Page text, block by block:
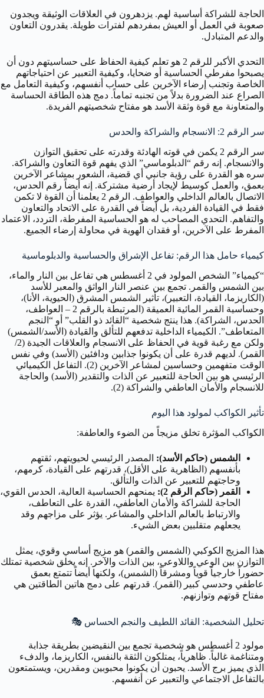
الحاجة للشراكة أساسية لهم. يزدهرون في العلاقات الوثيقة ويجدون
صعوبة في العمل أو العيش بمفردهم لفترات طويلة. يقدرون التعاون
والدعم المتبادل.
التحدي الأكبر للرقم 2 هو تعلم كيفية الحفاظ على حساسيتهم دون أن
يصبحوا مفرطي الحساسية أو ضحايا، وكيفية التعبير عن احتياجاتهم
الخاصة وتجنب إرضاء الآخرين على حساب أنفسهم، وكيفية التعامل مع
الصراع عند الضرورة بدلاً من تجنبه تماماً. دمج هذه الطاقة الحساسة
والمتعاونة مع قوة وثقة الأسد هو مفتاح شخصيتهم الفريدة.
سر الرقم 2: الانسجام والشراكة والحدس
سر الرقم 2 يكمن في قوته الهادئة وقدرته على تحقيق التوازن
والانسجام. إنه رقم “الدبلوماسي” الذي يفهم قوة التعاون والشراكة.
سره هو القدرة على رؤية جانبي أي قضية، الشعور بمشاعر الآخرين
بعمق، والعمل كوسيط لإيجاد أرضية مشتركة. إنه أيضاً رقم الحدس،
الاتصال بالعالم الداخلي والعواطف. الرقم 2 يعلمنا أن القوة لا تكمن
فقط في القيادة الفردية، بل أيضاً في القدرة على الاتحاد والتعاون
والتفاهم. التحدي المصاحب له هو الحساسية المفرطة، التردد، الاعتماد
المفرط على الآخرين، أو فقدان الهوية في محاولة إرضاء الجميع.
كيمياء حامل هذا الرقم: تفاعل الإشراق والحساسية والدبلوماسية
“كيمياء” الشخص المولود في 2 أغسطس هي تفاعل بين النار والماء،
بين الشمس والقمر. تجمع بين عنصر النار الواثق والمعبر للأسد
(الكاريزما، القيادة، التعبير)، تأثير الشمس المشرق (الحيوية، الأنا)،
وحساسية القمر المائية العميقة (المرتبطة بالرقم 2 – العواطف،
الحدس، الشراكة). هذا ينتج شخصية “القائد ذو القلب” أو “النجم
المتعاطف”. الكيمياء الداخلية تدفعهم للتألق والقيادة (الأسد/الشمس)
ولكن مع رغبة قوية في الحفاظ على الانسجام والعلاقات الجيدة (2/
القمر). لديهم قدرة على أن يكونوا جذابين ودافئين (الأسد) وفي نفس
الوقت متفهمين وحساسين لمشاعر الآخرين (2). التفاعل الكيميائي
الرئيسي هو بين الحاجة للتعبير عن الذات والتقدير (الأسد) والحاجة
للانسجام والأمان العاطفي والشراكة (2).
تأثير الكواكب لمولود هذا اليوم
الكواكب المؤثرة تخلق مزيجاً من الضوء والعاطفة:
الشمس (حاكم الأسد): المصدر الرئيسي لحيويتهم، ثقتهم
بأنفسهم (الظاهرية على الأقل)، قدرتهم على القيادة، كرمهم،
وحاجتهم للتعبير عن الذات والتألق.
القمر (حاكم الرقم 2):
يمنحهم الحساسية العالية، الحدس القوي،
الحاجة للشراكة والأمان العاطفي، القدرة على التعاطف،
والارتباط بالعالم الداخلي والمشاعر. يؤثر على مزاجهم وقد
يجعلهم متقلبين بعض الشيء.
هذا المزيج الكوكبي (الشمس والقمر) هو مزيج أساسي وقوي، يمثل
التوازن بين الوعي واللاوعي، بين الذات والآخر. إنه يخلق شخصية تمتلك
حضوراً خارجياً قوياً ومشرقاً (الشمس)، ولكنها أيضاً تتمتع بعمق
عاطفي وحدسي كبير (القمر). قدرتهم على دمج هاتين الطاقتين هي
مفتاح قوتهم وتوازنهم.
تحليل الشخصية: القائد اللطيف والنجم الحساس 🎭
مولود 2 أغسطس هو شخصية تجمع بين النقيضين بطريقة جذابة
ومتناغمة غالباً. ظاهرياً، يمتلكون الثقة بالنفس، الكاريزما، والدفء
الذي يميز برج الأسد. يحبون أن يكونوا محبوبين ومقدرين، ويستمتعون
بالتفاعل الاجتماعي والتعبير عن أنفسهم.